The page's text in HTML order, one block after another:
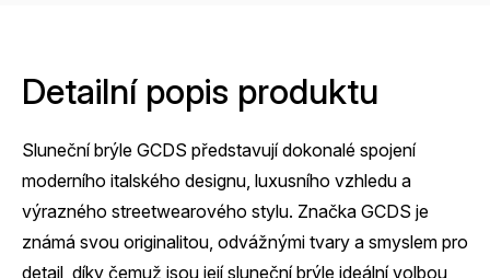
Detailní popis produktu
Sluneční brýle GCDS představují dokonalé spojení
moderního italského designu, luxusního vzhledu a
výrazného streetwearového stylu. Značka GCDS je
známá svou originalitou, odvážnými tvary a smyslem pro
detail, díky čemuž jsou její sluneční brýle ideální volbou